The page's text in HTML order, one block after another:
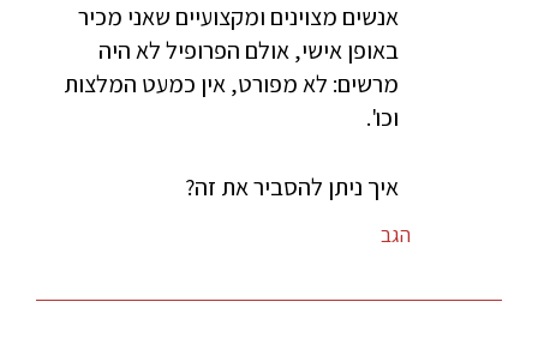
אנשים מצוינים ומקצועיים שאני מכיר
באופן אישי, אולם הפרופיל לא היה
מרשים: לא מפורט, אין כמעט המלצות
וכו'.
איך ניתן להסביר את זה?
הגב